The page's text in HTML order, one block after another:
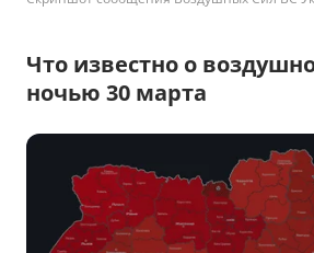
Что известно о
ночью 30 марта